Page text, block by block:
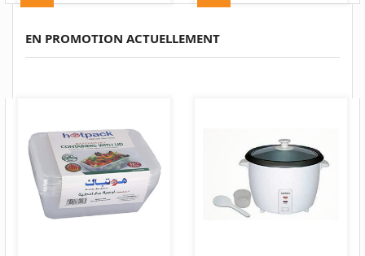
EN PROMOTION ACTUELLEMENT